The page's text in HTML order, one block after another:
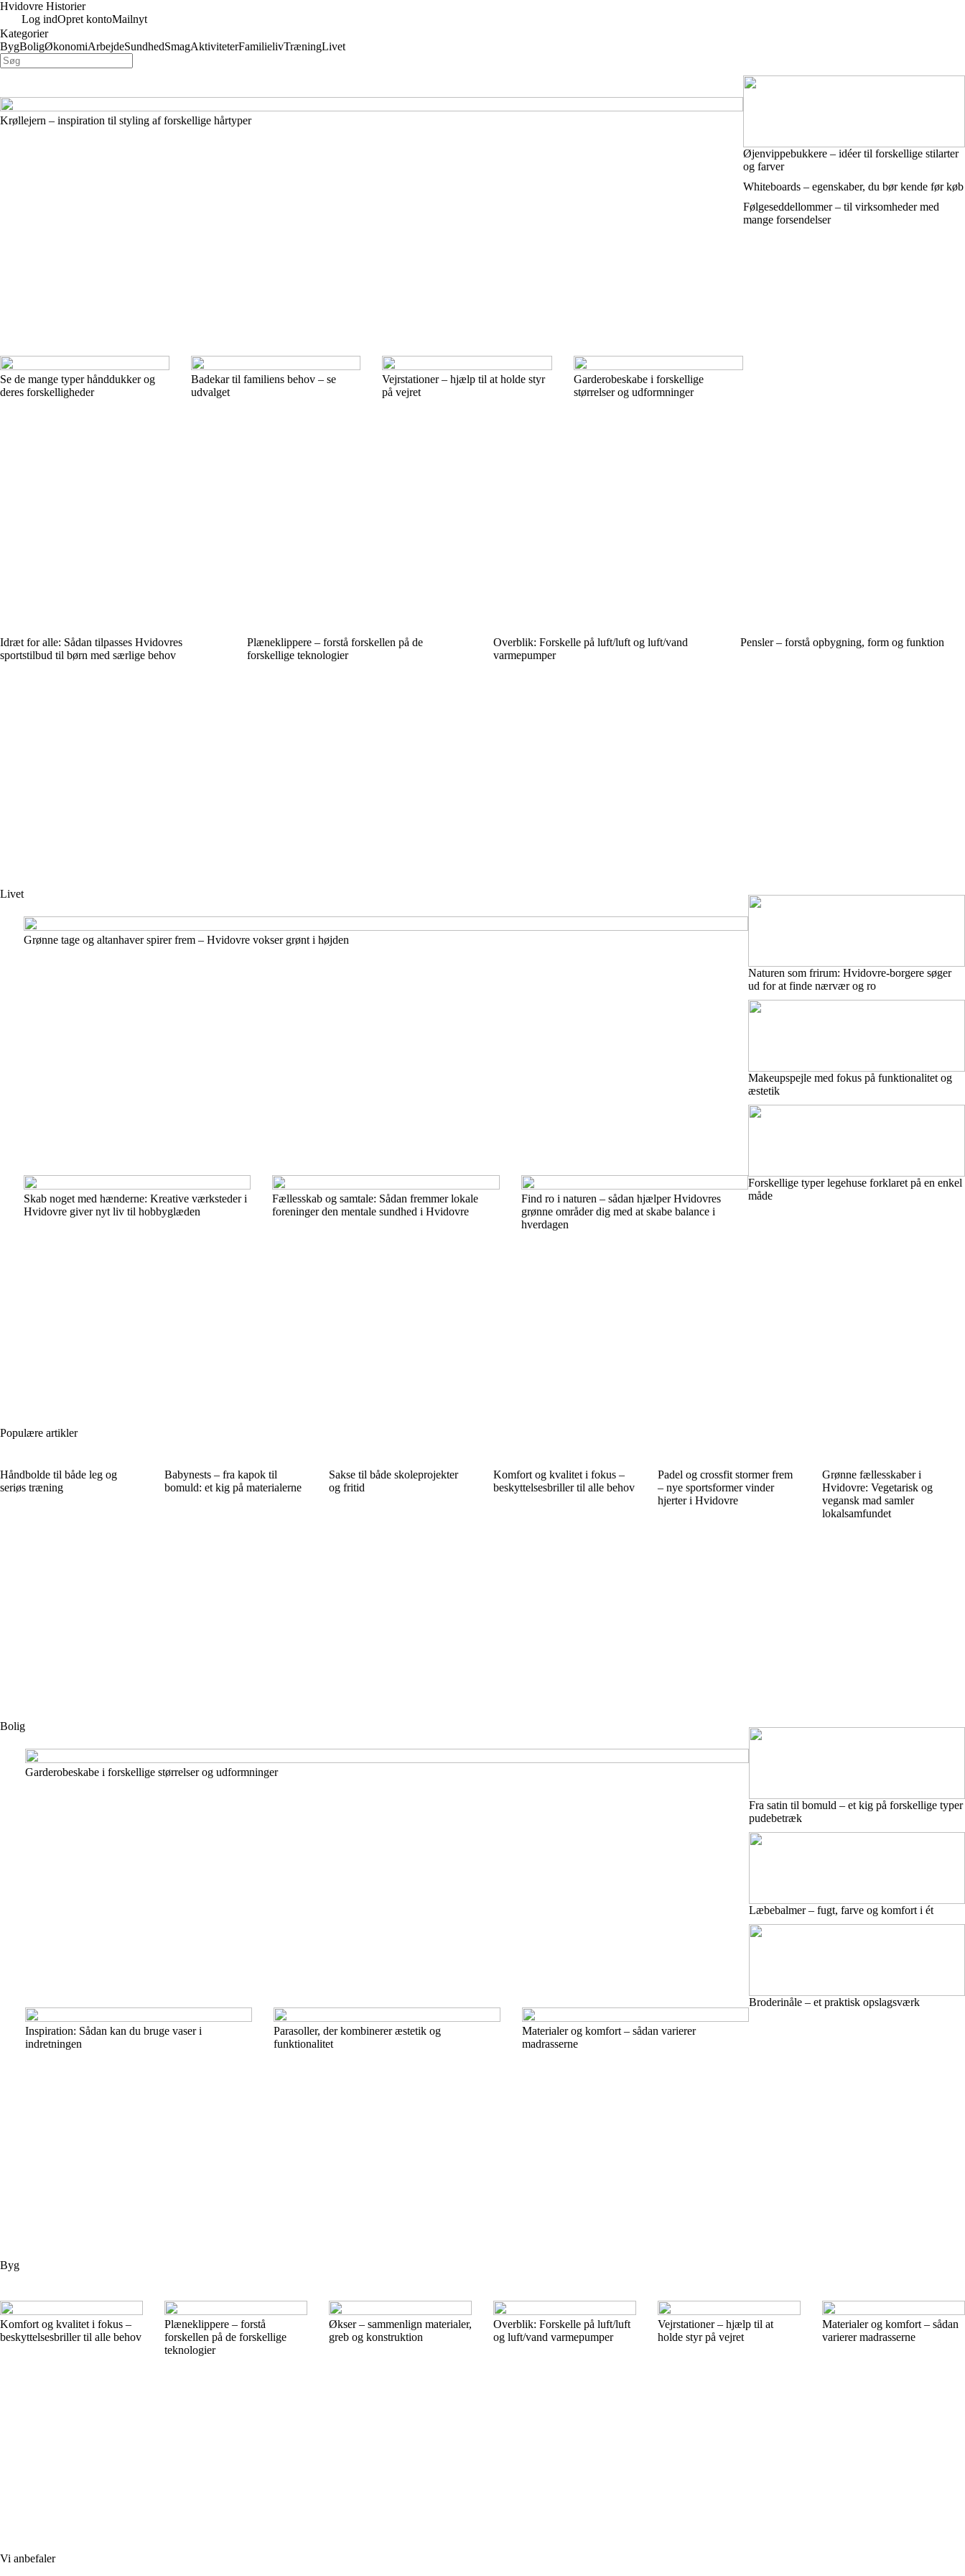
Hvidovre Historier
Log indOpret kontoMailnyt
Kategorier
BygBoligØkonomiArbejdeSundhedSmagAktiviteterFamilielivTræningLivet
Krøllejern – inspiration til styling af forskellige hårtyper
Se de mange typer hånddukker og
deres forskelligheder
Badekar til familiens behov – se
udvalget
Vejrstationer – hjælp til at holde styr
på vejret
Garderobeskabe i forskellige
størrelser og udformninger
Øjenvippebukkere – idéer til forskellige stilarter
og farver
Whiteboards – egenskaber, du bør kende før køb
Følgeseddellommer – til virksomheder med
mange forsendelser
Idræt for alle: Sådan tilpasses Hvidovres
sportstilbud til børn med særlige behov
Plæneklippere – forstå forskellen på de
forskellige teknologier
Overblik: Forskelle på luft/luft og luft/vand
varmepumper
Pensler – forstå opbygning, form og funktion
Livet
Grønne tage og altanhaver spirer frem – Hvidovre vokser grønt i højden
Skab noget med hænderne: Kreative værksteder i
Hvidovre giver nyt liv til hobbyglæden
Fællesskab og samtale: Sådan fremmer lokale
foreninger den mentale sundhed i Hvidovre
Find ro i naturen – sådan hjælper Hvidovres
grønne områder dig med at skabe balance i
hverdagen
Naturen som frirum: Hvidovre-borgere søger
ud for at finde nærvær og ro
Makeupspejle med fokus på funktionalitet og
æstetik
Forskellige typer legehuse forklaret på en enkel
måde
Populære artikler
Håndbolde til både leg og
seriøs træning
Babynests – fra kapok til
bomuld: et kig på materialerne
Sakse til både skoleprojekter
og fritid
Komfort og kvalitet i fokus –
beskyttelsesbriller til alle behov
Padel og crossfit stormer frem
– nye sportsformer vinder
hjerter i Hvidovre
Grønne fællesskaber i
Hvidovre: Vegetarisk og
vegansk mad samler
lokalsamfundet
Bolig
Garderobeskabe i forskellige størrelser og udformninger
Inspiration: Sådan kan du bruge vaser i
indretningen
Parasoller, der kombinerer æstetik og
funktionalitet
Materialer og komfort – sådan varierer
madrasserne
Fra satin til bomuld – et kig på forskellige typer
pudebetræk
Læbebalmer – fugt, farve og komfort i ét
Broderinåle – et praktisk opslagsværk
Byg
Komfort og kvalitet i fokus –
beskyttelsesbriller til alle behov
Plæneklippere – forstå
forskellen på de forskellige
teknologier
Økser – sammenlign materialer,
greb og konstruktion
Overblik: Forskelle på luft/luft
og luft/vand varmepumper
Vejrstationer – hjælp til at
holde styr på vejret
Materialer og komfort – sådan
varierer madrasserne
Vi anbefaler